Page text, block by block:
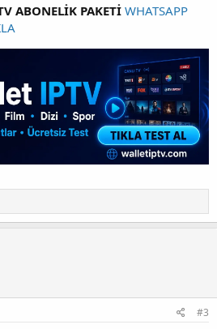
ABONELİK PAKETİ WHATSAPP
#3